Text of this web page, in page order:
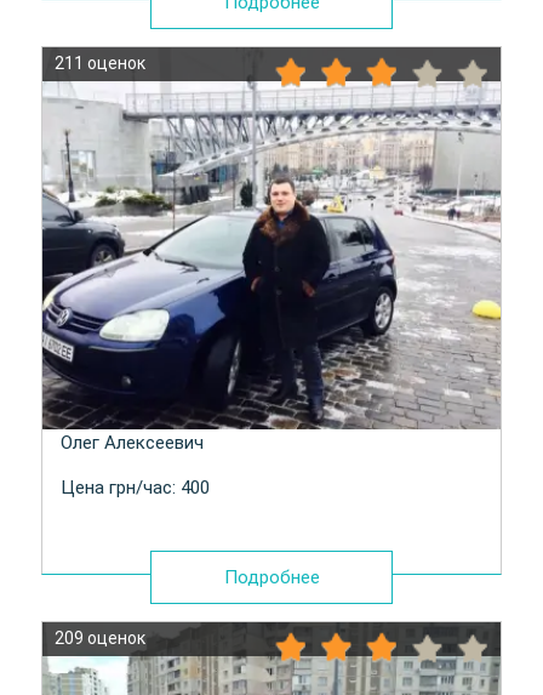
211 оценок
Олег Алексеевич
Цена грн/час: 400
Подробнее
209 оценок